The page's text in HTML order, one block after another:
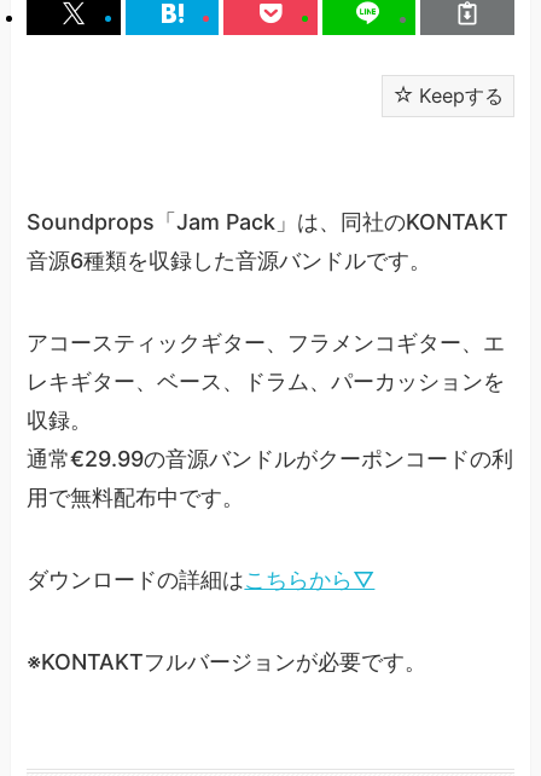
Keepする
Soundprops「Jam Pack」は、同社のKONTAKT
音源6種類を収録した音源バンドルです。
アコースティックギター、フラメンコギター、エ
レキギター、ベース、ドラム、パーカッションを
収録。
通常€29.99の音源バンドルがクーポンコードの利
用で無料配布中です。
ダウンロードの詳細はこちらから▽
※KONTAKTフルバージョンが必要です。